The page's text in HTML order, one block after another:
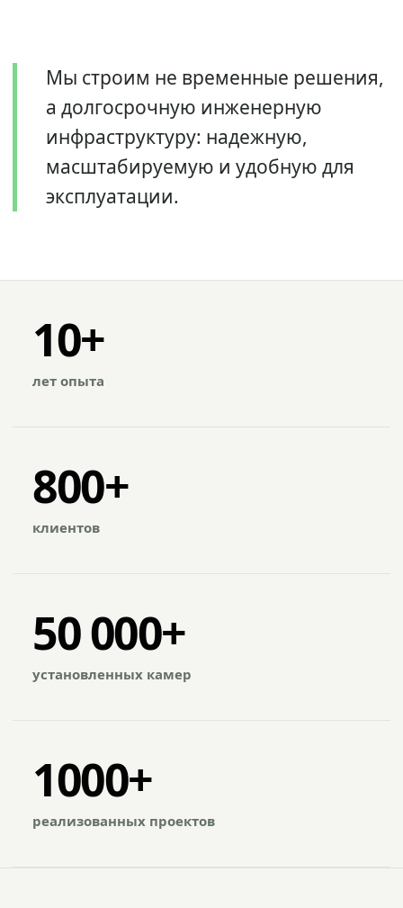
Мы строим не временные решения,
а долгосрочную инженерную
инфраструктуру: надежную,
масштабируемую и удобную для
эксплуатации.
10+
лет опыта
800+
клиентов
50 000+
установленных камер
1000+
реализованных проектов